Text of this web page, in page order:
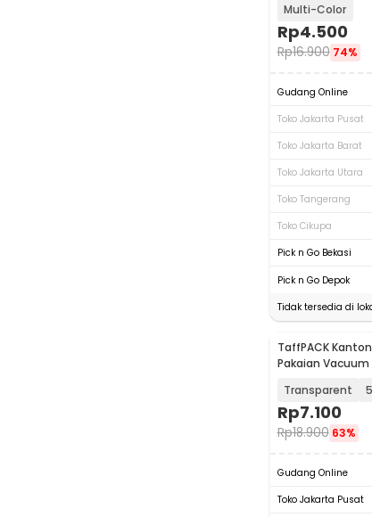
Multi-Color
Rp4.500
Rp16.900 74%
Gudang Online
Toko Jakarta Pusat
Toko Jakarta Barat
Toko Jakarta Utara
Toko Tangerang
Toko Cikupa
Pick n Go Bekasi
Pick n Go Depok
Tidak tersedia di
TaffPACK
Pakaian
Transparent
Rp7.100
Rp18.900 63%
Gudang Online
Toko Jakarta Pusat